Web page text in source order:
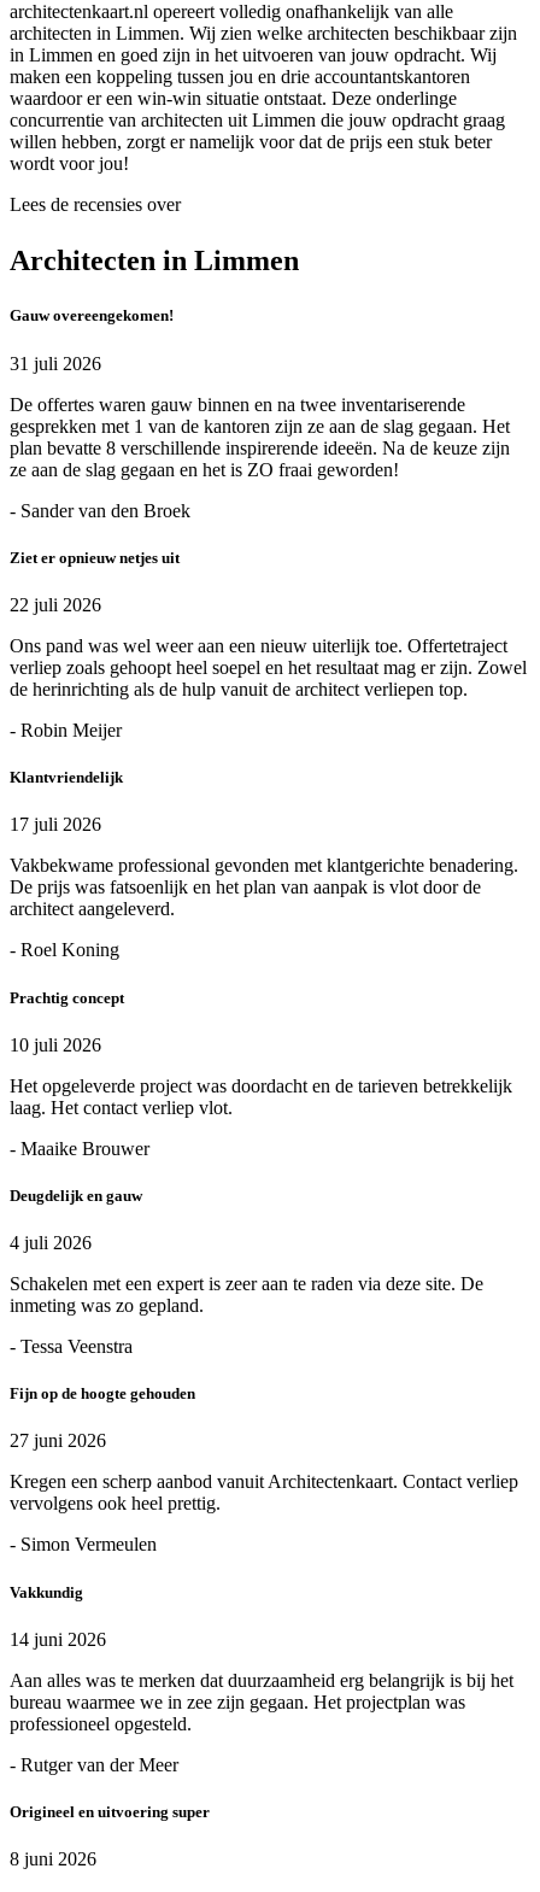
architectenkaart.nl opereert volledig onafhankelijk van alle
architecten in Limmen. Wij zien welke architecten beschikbaar zijn
in Limmen en goed zijn in het uitvoeren van jouw opdracht. Wij
maken een koppeling tussen jou en drie accountantskantoren
waardoor er een win-win situatie ontstaat. Deze onderlinge
concurrentie van architecten uit Limmen die jouw opdracht graag
willen hebben, zorgt er namelijk voor dat de prijs een stuk beter
wordt voor jou!
Lees de recensies over
Architecten in Limmen
Gauw overeengekomen!
31 juli 2026
De offertes waren gauw binnen en na twee inventariserende
gesprekken met 1 van de kantoren zijn ze aan de slag gegaan. Het
plan bevatte 8 verschillende inspirerende ideeën. Na de keuze zijn
ze aan de slag gegaan en het is ZO fraai geworden!
- Sander van den Broek
Ziet er opnieuw netjes uit
22 juli 2026
Ons pand was wel weer aan een nieuw uiterlijk toe. Offertetraject
verliep zoals gehoopt heel soepel en het resultaat mag er zijn. Zowel
de herinrichting als de hulp vanuit de architect verliepen top.
- Robin Meijer
Klantvriendelijk
17 juli 2026
Vakbekwame professional gevonden met klantgerichte benadering.
De prijs was fatsoenlijk en het plan van aanpak is vlot door de
architect aangeleverd.
- Roel Koning
Prachtig concept
10 juli 2026
Het opgeleverde project was doordacht en de tarieven betrekkelijk
laag. Het contact verliep vlot.
- Maaike Brouwer
Deugdelijk en gauw
4 juli 2026
Schakelen met een expert is zeer aan te raden via deze site. De
inmeting was zo gepland.
- Tessa Veenstra
Fijn op de hoogte gehouden
27 juni 2026
Kregen een scherp aanbod vanuit Architectenkaart. Contact verliep
vervolgens ook heel prettig.
- Simon Vermeulen
Vakkundig
14 juni 2026
Aan alles was te merken dat duurzaamheid erg belangrijk is bij het
bureau waarmee we in zee zijn gegaan. Het projectplan was
professioneel opgesteld.
- Rutger van der Meer
Origineel en uitvoering super
8 juni 2026